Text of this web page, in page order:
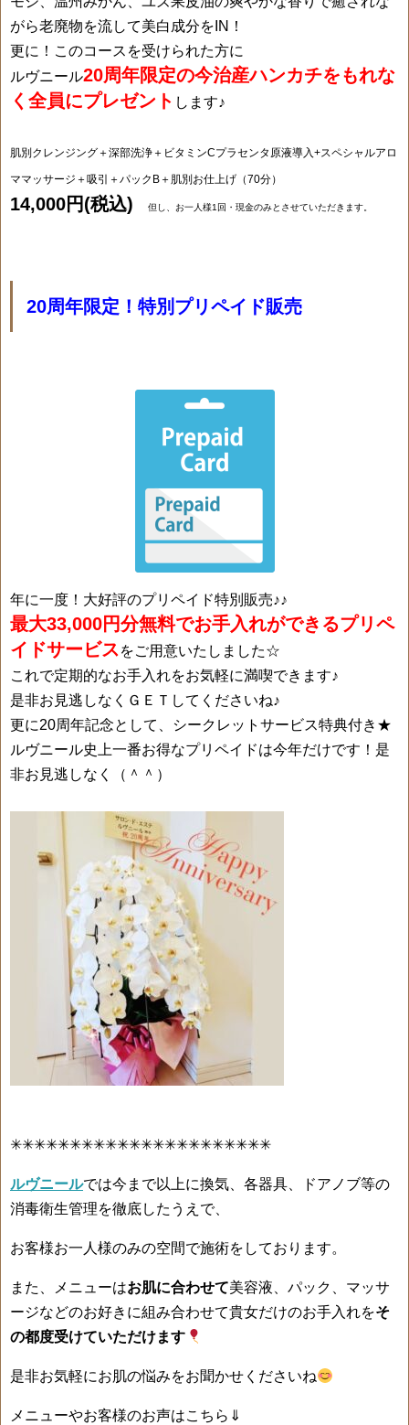
がら老廃物を流して美白成分をIN！
更に！このコースを受けられた方に
ルヴニール20周年限定の今治産ハンカチをもれな
く全員にプレゼント します♪
肌別クレンジング＋深部洗浄＋ビタミンCプラセンタ原液導入+スペシャルアロ
ママッサージ＋吸引＋パックB＋肌別お仕上げ（70分）
14,000円(税込) 但し、お一人様1回・現金のみとさせていただきます。
20周年限定！特別プリペイド販売
年に一度！大好評のプリペイド特別販売♪♪
最大33,000円分無料でお手入れができるプリペ
イドサービスをご用意いたしました☆
これで定期的なお手入れをお気軽に満喫できます♪
是非お見逃しなくＧＥＴしてくださいね♪
更に20周年記念として、シークレットサービス特典付き★
ルヴニール史上一番お得なプリペイドは今年だけです！是
非お見逃しなく（＾＾）
✳✳✳✳✳✳✳✳✳✳✳✳✳✳✳✳✳✳✳✳✳✳
ルヴニールでは今まで以上に換気、各器具、ドアノブ等の
消毒衛生管理を徹底したうえで、
お客様お一人様のみの空間で施術をしております。
また、メニューはお肌に合わせて美容液、パック、マッサ
ージなどのお好きに組み合わせて貴女だけのお手入れをそ
の都度受けていただけます
是非お気軽にお肌の悩みをお聞かせくださいね
メニューやお客様のお声はこちら⇓